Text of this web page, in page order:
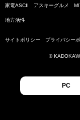
家電ASCII アスキーグルメ
地方活性
サイトポリシー プライバシー
©
PC